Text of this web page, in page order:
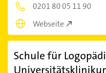
0201 80 05 11 90
Webseite
Schule für